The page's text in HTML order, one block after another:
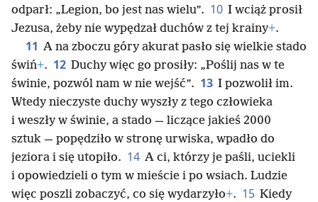
odparł: „Legion, bo jest nas wielu”. 10 I wciąż prosił
Jezusa, żeby nie wypędzał duchów z tej krainy+.
11 A na zboczu góry akurat pasło się wielkie stado
świń+. 12 Duchy więc go prosiły: „Poślij nas w te
świnie, pozwól nam w nie wejść”. 13 I pozwolił im.
Wtedy nieczyste duchy wyszły z tego człowieka
i weszły w świnie, a stado — liczące jakieś 2000
sztuk — popędziło w stronę urwiska, wpadło do
jeziora i się utopiło. 14 A ci, którzy je paśli, uciekli
i opowiedzieli o tym w mieście i po wsiach. Ludzie
więc poszli zobaczyć, co się wydarzyło+. 15 Kiedy